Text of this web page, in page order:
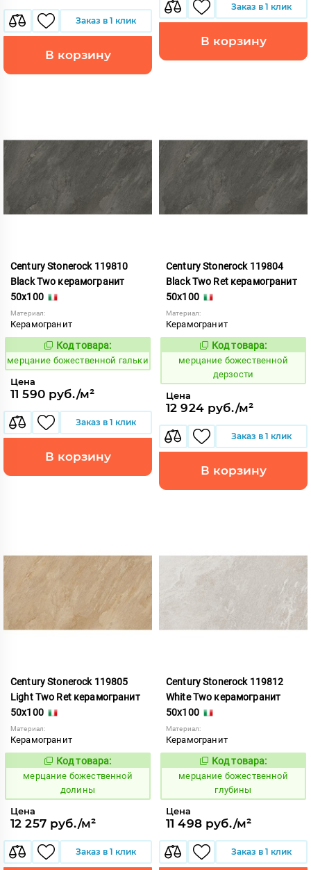
Заказ в 1 клик
В корзину
Заказ в 1 клик
В корзину
Century Stonerock 119810
Black Two керамогранит
50x100
Материал:
Керамогранит
969515
Код товара:
мерцание божественной гальки
Цена
11 590 руб./м²
Заказ в 1 клик
В корзину
Century Stonerock 119804
Black Two Ret керамогранит
50x100
Материал:
Керамогранит
969520
Код товара:
мерцание божественной
дерзости
Цена
12 924 руб./м²
Заказ в 1 клик
В корзину
Century Stonerock 119805
Light Two Ret керамогранит
50x100
Материал:
Керамогранит
969521
Код товара:
мерцание божественной
долины
Цена
12 257 руб./м²
Заказ в 1 клик
Century Stonerock 119812
White Two керамогранит
50x100
Материал:
Керамогранит
969517
Код товара:
мерцание божественной
глубины
Цена
11 498 руб./м²
Заказ в 1 клик